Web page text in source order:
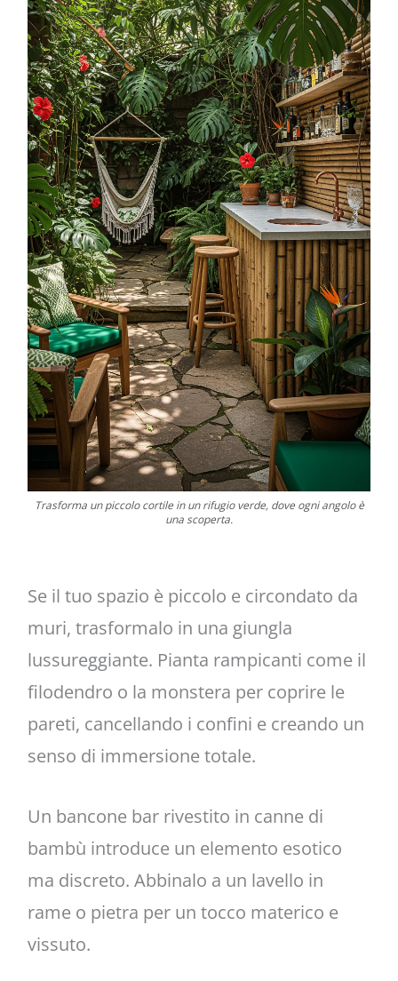
Trasforma un piccolo cortile in un rifugio verde, dove ogni angolo è
una scoperta.
Se il tuo spazio è piccolo e circondato da
muri, trasformalo in una giungla
lussureggiante. Pianta rampicanti come il
filodendro o la monstera per coprire le
pareti, cancellando i confini e creando un
senso di immersione totale.
Un bancone bar rivestito in canne di
bambù introduce un elemento esotico
ma discreto. Abbinalo a un lavello in
rame o pietra per un tocco materico e
vissuto.